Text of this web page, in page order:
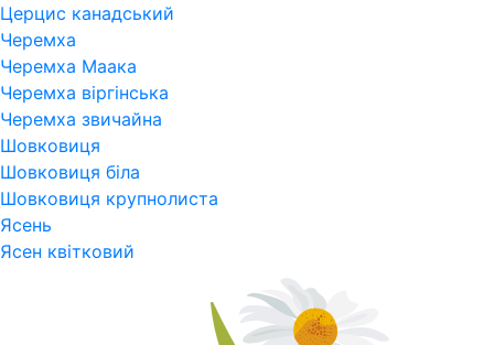
Церцис канадський
Черемха
Черемха Маака
Черемха віргінська
Черемха звичайна
Шовковиця
Шовковиця біла
Шовковиця крупнолиста
Ясень
Ясен квітковий